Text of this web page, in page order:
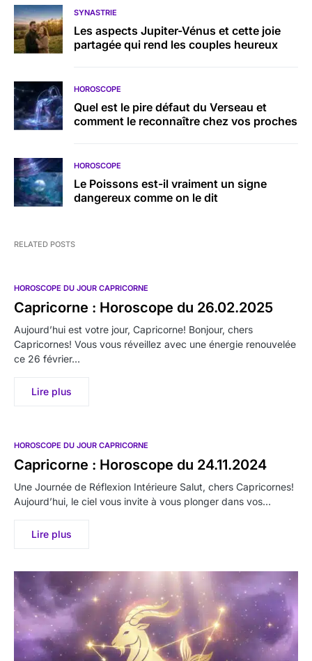
SYNASTRIE
Les aspects Jupiter-Vénus et cette joie
partagée qui rend les couples heureux
HOROSCOPE
Quel est le pire défaut du Verseau et
comment le reconnaître chez vos proches
HOROSCOPE
Le Poissons est-il vraiment un signe
dangereux comme on le dit
RELATED POSTS
HOROSCOPE DU JOUR CAPRICORNE
Capricorne : Horoscope du 26.02.2025
Aujourd’hui est votre jour, Capricorne! Bonjour, chers
Capricornes! Vous vous réveillez avec une énergie renouvelée
ce 26 février…
Lire plus
HOROSCOPE DU JOUR CAPRICORNE
Capricorne : Horoscope du 24.11.2024
Une Journée de Réflexion Intérieure Salut, chers Capricornes!
Aujourd’hui, le ciel vous invite à vous plonger dans vos…
Lire plus